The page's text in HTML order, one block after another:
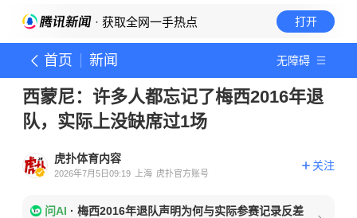
· 获取全网一手热点 打开
首页 新闻 无障碍
西蒙尼：许多人都忘记了梅西2016年退
队，实际上没缺席过1场
虎扑体育内容
2026年7月5日09:19 上海 虎扑官方账号
关注
问AI · 梅西2016年退队声明为何与实际参赛记录反差